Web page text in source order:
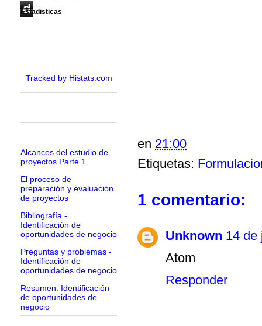
en 21:00
Etiquetas:
1 comentario:
Unknown 14 de
Atom
Responder
d
Estadisticas
Tracked by Histats.com
Alcances del estudio de
proyectos Parte 1
El proceso de
preparación y evaluación
de proyectos
Bibliografía -
Identificación de
oportunidades de negocio
Preguntas y problemas -
Identificación de
oportunidades de negocio
Resumen: Identificación
de oportunidades de
negocio